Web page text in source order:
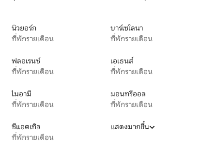
นิวยอร์ก
ที่พักรายเดือน
บาร์เซโลนา
ที่พักรายเดือน
ฟลอเรนซ์
ที่พักรายเดือน
เอเธนส์
ที่พักรายเดือน
ไมอามี
ที่พักรายเดือน
มอนทรีออล
ที่พักรายเดือน
ซีแอตเทิล
ที่พักรายเดือน
แสดงมากขึ้น